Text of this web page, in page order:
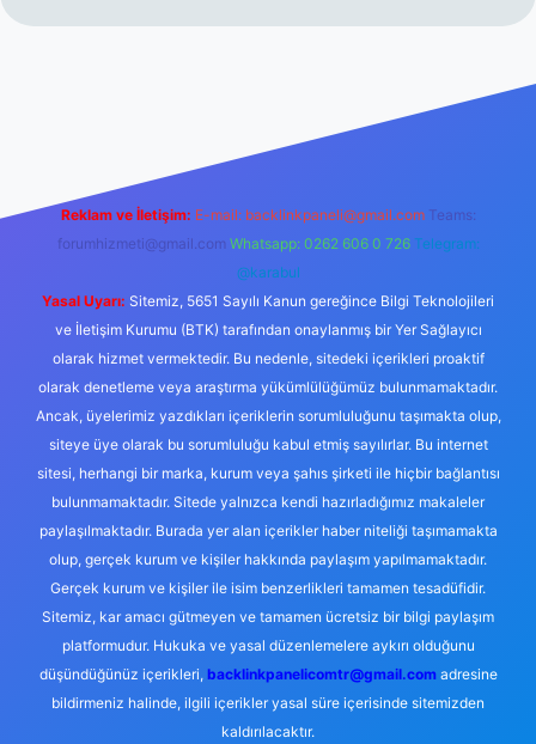
Reklam ve İletişim: E-mail: backlinkpaneli@gmail.com Teams:
forumhizmeti@gmail.com Whatsapp: 0262 606 0 726 Telegram:
@karabul
Yasal Uyarı: Sitemiz, 5651 Sayılı Kanun gereğince Bilgi Teknolojileri
ve İletişim Kurumu (BTK) tarafından onaylanmış bir Yer Sağlayıcı
olarak hizmet vermektedir. Bu nedenle, sitedeki içerikleri proaktif
olarak denetleme veya araştırma yükümlülüğümüz bulunmamaktadır.
Ancak, üyelerimiz yazdıkları içeriklerin sorumluluğunu taşımakta olup,
siteye üye olarak bu sorumluluğu kabul etmiş sayılırlar. Bu internet
sitesi, herhangi bir marka, kurum veya şahıs şirketi ile hiçbir bağlantısı
bulunmamaktadır. Sitede yalnızca kendi hazırladığımız makaleler
paylaşılmaktadır. Burada yer alan içerikler haber niteliği taşımamakta
olup, gerçek kurum ve kişiler hakkında paylaşım yapılmamaktadır.
Gerçek kurum ve kişiler ile isim benzerlikleri tamamen tesadüfidir.
Sitemiz, kar amacı gütmeyen ve tamamen ücretsiz bir bilgi paylaşım
platformudur. Hukuka ve yasal düzenlemelere aykırı olduğunu
düşündüğünüz içerikleri, backlinkpanelicomtr@gmail.comadresine
bildirmeniz halinde, ilgili içerikler yasal süre içerisinde sitemizden
kaldırılacaktır.